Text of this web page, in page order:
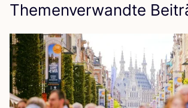
Themenverwandte